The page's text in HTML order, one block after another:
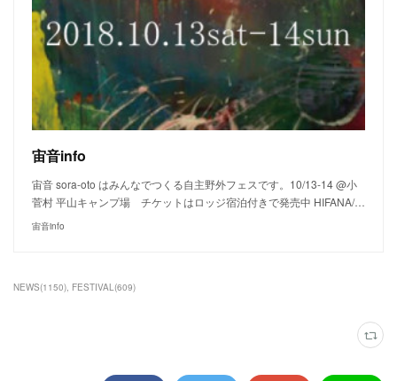
宙音info
宙音 sora-oto はみんなでつくる自主野外フェスです。10/13-14 @小
菅村 平山キャンプ場 チケットはロッジ宿泊付きで発売中 HIFANA/…
宙音info
NEWS(1150) FESTIVAL(609)